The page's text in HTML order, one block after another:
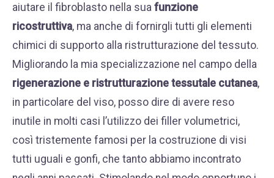
aiutare il fibroblasto nella sua funzione
ricostruttiva, ma anche di fornirgli tutti gli elementi
chimici di supporto alla ristrutturazione del tessuto.
Migliorando la mia specializzazione nel campo della
rigenerazione e ristrutturazione tessutale cutanea,
in particolare del viso, posso dire di avere reso
inutile in molti casi l’utilizzo dei filler volumetrici,
così tristemente famosi per la costruzione di visi
tutti uguali e gonfi, che tanto abbiamo incontrato